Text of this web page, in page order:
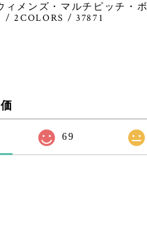
ィメンズ・マルチピッチ・ボ
/ 2COLORS / 37871
69